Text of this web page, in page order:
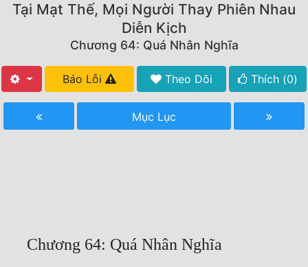
Truyện Mới Ra
Hoàn Thành
Truyện Nhập Môn
Tại Mạt Thế, Mọi Người Thay Phiên Nhau
Diễn Kịch
Chương 64: Quá Nhân Nghĩa
Báo Lỗi Theo Dõi Thích (0)
Mục Lục